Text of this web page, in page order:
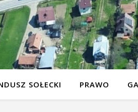
SOŁECKI PRAWO